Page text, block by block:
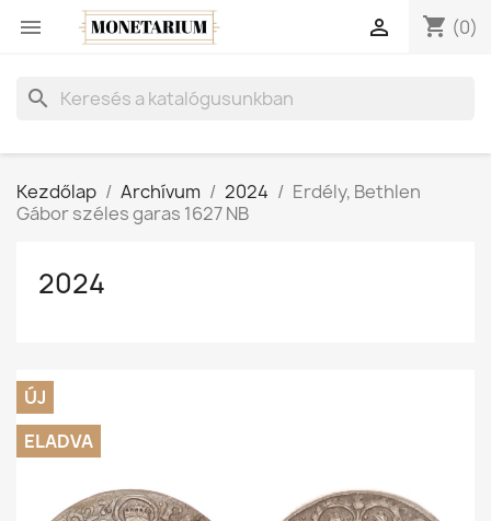
 shopping_cart (0)

search
Kezdőlap Archívum 2024
Erdély, Bethlen
Gábor széles garas 1627 NB
2024
ÚJ
ELADVA